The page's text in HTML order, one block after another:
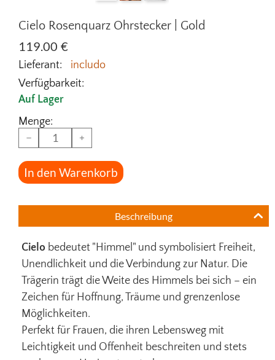
Cielo Rosenquarz Ohrstecker | Gold
119.00 €
Lieferant:
includo
Verfügbarkeit:
Auf Lager
Menge:
−
+
In den Warenkorb
Beschreibung
Cielo bedeutet "Himmel" und symbolisiert Freiheit,
Unendlichkeit und die Verbindung zur Natur. Die
Trägerin trägt die Weite des Himmels bei sich – ein
Zeichen für Hoffnung, Träume und grenzenlose
Möglichkeiten.
Perfekt für Frauen, die ihren Lebensweg mit
Leichtigkeit und Offenheit beschreiten und stets